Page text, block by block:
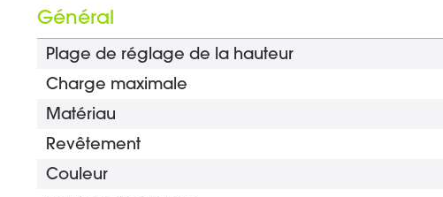
Général
Plage de réglage de la hauteur
Charge maximale
Matériau
Revêtement
Couleur